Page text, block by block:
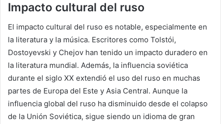
Impacto cultural del ruso
El impacto cultural del ruso es notable, especialmente en
la literatura y la música. Escritores como Tolstói,
Dostoyevski y Chejov han tenido un impacto duradero en
la literatura mundial. Además, la influencia soviética
durante el siglo XX extendió el uso del ruso en muchas
partes de Europa del Este y Asia Central. Aunque la
influencia global del ruso ha disminuido desde el colapso
de la Unión Soviética, sigue siendo un idioma de gran